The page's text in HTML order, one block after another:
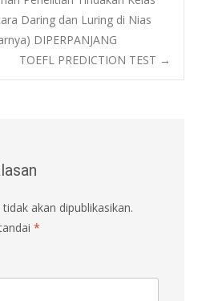
Daring dan Luring di Nias
DIPERPANJANG
TOEFL PREDICTION TEST →
akan dipublikasikan.
*